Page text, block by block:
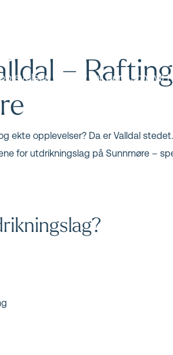
Valldal
Perfekt for dere som vil
–
ekte opplevelser? Da er Valldal stedet.
for utdrikningslag på Sunnmøre –